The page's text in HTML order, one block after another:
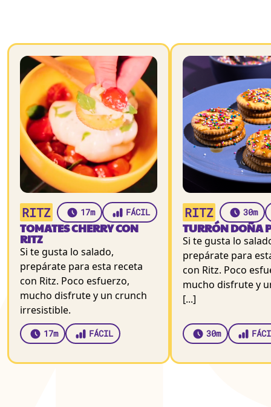
RITZ 17m FÁCIL
TOMATES CHERRY CON
RITZ
Si te gusta lo salado,
prepárate para esta receta
con Ritz. Poco esfuerzo,
mucho disfrute y un crunch
irresistible.
17m FÁCIL
RITZ 30m
TURRÓN DOÑA
Si te gusta lo
prepárate para
con Ritz. Poco
mucho disfrute y
[...]
30m